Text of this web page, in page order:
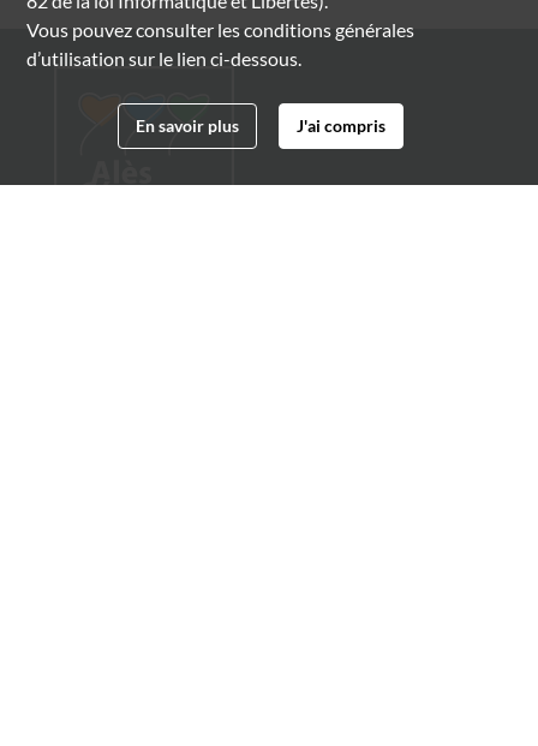
Vous pouvez consulter les conditions générales
d’utilisation sur le lien ci-dessous.
En savoir plus J'ai compris